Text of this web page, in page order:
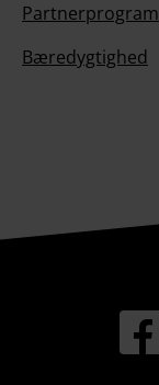
Partnerprogram
Bæredygtighed